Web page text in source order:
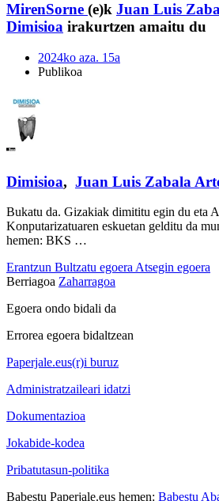
MirenSorne (e)k Juan Luis
Dimisioa irakurtzen amaitu du
2024ko aza. 15a
Publikoa
Dimisioa, Juan Luis Zabala
Bukatu da. Gizakiak dimititu egin du eta
Konputarizatuaren eskuetan gelditu da
hemen: BKS …
Erantzun Bultzatu egoeraAtsegin egoera
Berriagoa Zaharragoa
Egoera ondo bidali da
Errorea egoera bidaltzean
Paperjale.eus(r)i buruz
Administratzaileari idatzi
Dokumentazioa
Jokabide-kodea
Pribatutasun-politika
Babestu Paperjale.eus hemen: Babestu